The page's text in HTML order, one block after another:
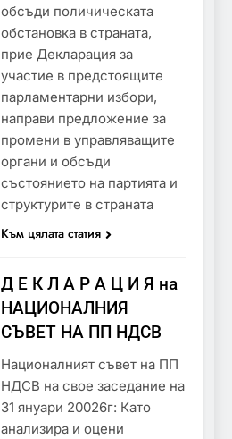
обсъди поличическата
обстановка в страната,
прие Декларация за
участие в предстоящите
парламентарни избори,
направи предложение за
промени в управляващите
органи и обсъди
състоянието на партията и
структурите в страната
Към цялата статия
Д Е К Л А Р А Ц И Я на
НАЦИОНАЛНИЯ
СЪВЕТ НА ПП НДСВ
Националният съвет на ПП
НДСВ на свое заседание на
31 януари 20026г: Като
анализира и оцени